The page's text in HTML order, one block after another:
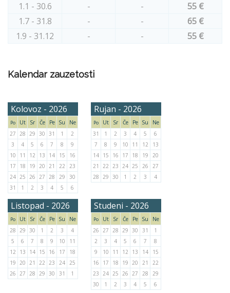
1.1 - 30.6
- -
55 €
1.7 - 31.8
- -
65 €
1.9 - 31.12
- - 55 €
Kalendar zauzetosti
Kolovoz - 2026
Po Ut Sr Če Pe Su
Ne
27 28 29 30 31 1
2
3
4 5 6 7 8
9
10
11 12 13 14 15
16
17
18 19 20 21 22
23
24 25 26 27 28 29
30
31
1 2 3 4 5 6
Rujan - 2026
Po Ut Sr Če Pe Su
Ne
31
1 2 3 4 5
6
7
8 9 10 11 12
13
14 15 16 17 18 19
20
21
22 23 24 25 26
27
28 29 30 1 2 3 4
Listopad - 2026
Po Ut Sr Če Pe Su
Ne
28 29 30 1 2 3
4
5
6 7 8 9 10
11
12
13 14 15 16 17
18
19 20 21 22 23 24
25
26 27 28 29 30 31 1
Studeni - 2026
Po Ut Sr Če Pe Su
Ne
26 27 28 29 30 31
1
2
3 4 5 6 7
8
9
10 11 12 13 14
15
16
17 18 19 20 21
22
23 24 25 26 27 28
29
30
1 2 3 4 5 6